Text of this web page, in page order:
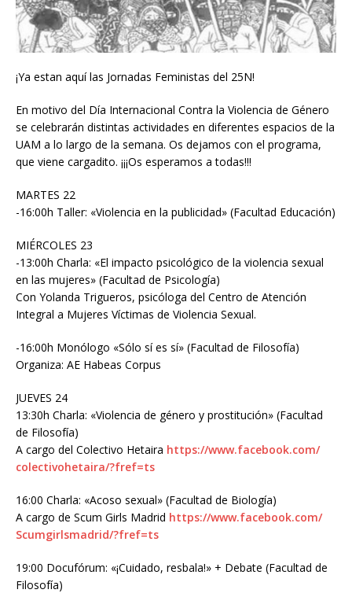
¡Ya estan aquí las Jornadas Feministas del 25N!
En motivo del Día Internacional Contra la Violencia de Género
se celebrarán distintas actividades en diferentes espacios de la
UAM a lo largo de la semana. Os dejamos con el programa,
que viene cargadito. ¡¡¡Os esperamos a todas!!!
MARTES 22
-16:00h Taller: «Violencia en la publicidad» (Facultad Educación)
MIÉRCOLES 23
-13:00h Charla: «El impacto psicológico de la violencia sexual
en las mujeres» (Facultad de Psicología)
Con Yolanda Trigueros, psicóloga del Centro de Atención
Integral a Mujeres Víctimas de Violencia Sexual.
-16:00h Monólogo «Sólo sí es sí» (Facultad de Filosofía)
Organiza: AE Habeas Corpus
JUEVES 24
13:30h Charla: «Violencia de género y prostitución» (Facultad
de Filosofía)
A cargo del Colectivo Hetaira https://www.facebook.com/
colectivohetaira/?fref=ts
16:00 Charla: «Acoso sexual» (Facultad de Biología)
A cargo de Scum Girls Madrid https://www.facebook.com/
Scumgirlsmadrid/?fref=ts
19:00 Docufórum: «¡Cuidado, resbala!» + Debate (Facultad de
Filosofía)